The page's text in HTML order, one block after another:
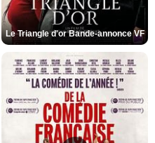
Le Triangle d'or Bande-annonce VF